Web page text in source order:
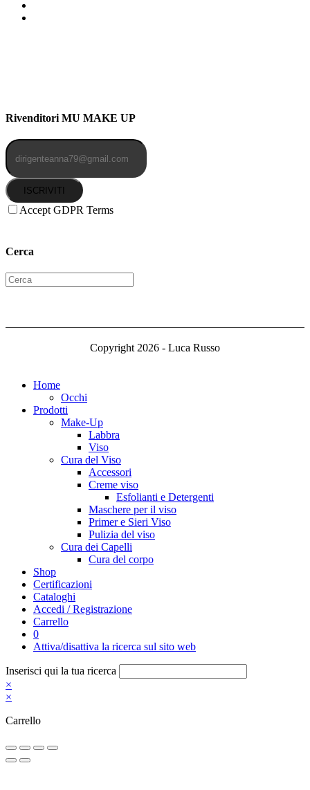
Rivenditori MU MAKE UP
ISCRIVITI
Accept GDPR Terms
Cerca
Copyright 2026 - Luca Russo
Home
Occhi
Prodotti
Make-Up
Labbra
Viso
Cura del Viso
Accessori
Creme viso
Esfolianti e Detergenti
Maschere per il viso
Primer e Sieri Viso
Pulizia del viso
Cura dei Capelli
Cura del corpo
Shop
Certificazioni
Cataloghi
Accedi / Registrazione
Carrello
0
Attiva/disattiva la ricerca sul sito web
Inserisci qui la tua ricerca
×
×
Carrello